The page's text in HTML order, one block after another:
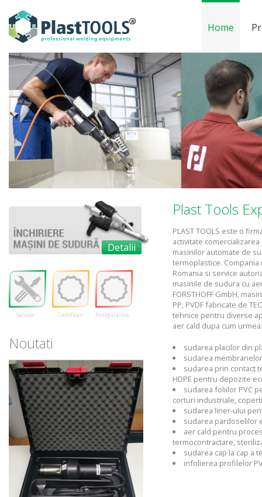
Home
Detalii
Service Certificari Postgarantie
Noutati
Plast Tools
PLAST TOOLS este o
activitate
masinilor automate de
termoplastice.
Romania si service
masinile de sudura cu
FORSTHOFF GmbH,
PP, PVDF fabricate de
tehnice pentru diverse
aer cald dupa cum
sudarea placilor din
sudarea
sudarea prin contact
HDPE pentru depozite
sudarea foliilor PVC
corturi industriale,
sudarea liner-ului
sudarea pardoselilor
aer cald pentru
termocontractare,
sudarea cap la cap a
infolierea profilelor